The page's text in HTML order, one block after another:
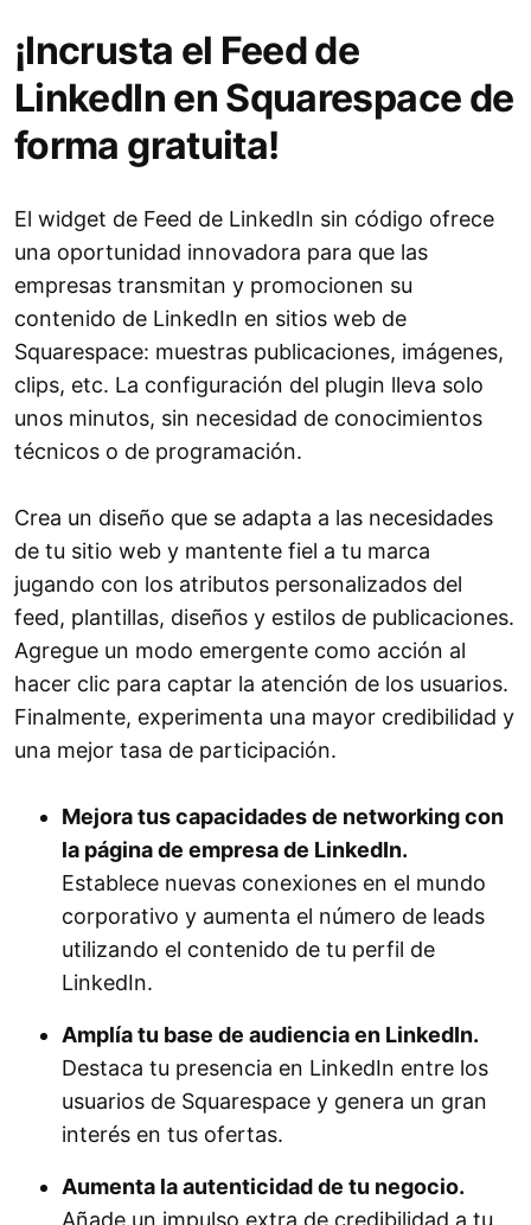
¡Incrusta el Feed de
LinkedIn en Squarespace de
forma gratuita!
El widget de Feed de LinkedIn sin código ofrece
una oportunidad innovadora para que las
empresas transmitan y promocionen su
contenido de LinkedIn en sitios web de
Squarespace: muestras publicaciones, imágenes,
clips, etc. La configuración del plugin lleva solo
unos minutos, sin necesidad de conocimientos
técnicos o de programación.
Crea un diseño que se adapta a las necesidades
de tu sitio web y mantente fiel a tu marca
jugando con los atributos personalizados del
feed, plantillas, diseños y estilos de publicaciones.
Agregue un modo emergente como acción al
hacer clic para captar la atención de los usuarios.
Finalmente, experimenta una mayor credibilidad y
una mejor tasa de participación.
Mejora tus capacidades de networking con
la página de empresa de LinkedIn.
Establece nuevas conexiones en el mundo
corporativo y aumenta el número de leads
utilizando el contenido de tu perfil de
LinkedIn.
Amplía tu base de audiencia en LinkedIn.
Destaca tu presencia en LinkedIn entre los
usuarios de Squarespace y genera un gran
interés en tus ofertas.
Aumenta la autenticidad de tu negocio.